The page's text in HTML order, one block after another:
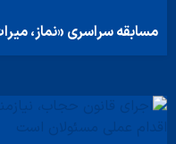
مسابقه سراسری «نماز،